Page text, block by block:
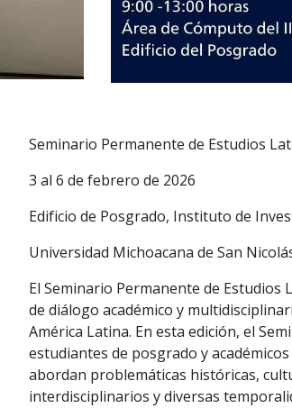
Seminario Permanente de Estudios
3 al 6 de febrero de 2026
Edificio de Posgrado, Instituto de
Universidad Michoacana de San
El Seminario Permanente de Estudios
de diálogo académico y
América Latina. En esta edición, el
estudiantes de posgrado y
abordan problemáticas históricas,
interdisciplinarios y diversas